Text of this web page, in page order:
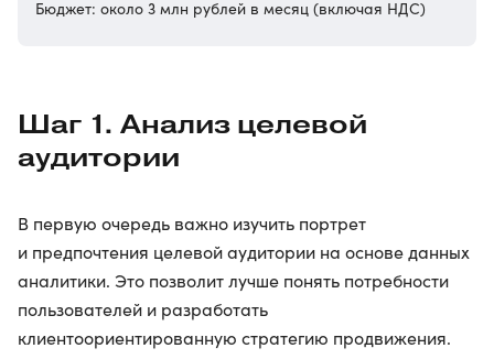
Бюджет: около 3 млн рублей в месяц (включая НДС)
Шаг 1. Анализ целевой
аудитории
В первую очередь важно изучить портрет
и предпочтения целевой аудитории на основе данных
аналитики. Это позволит лучше понять потребности
пользователей и разработать
клиентоориентированную стратегию продвижения.